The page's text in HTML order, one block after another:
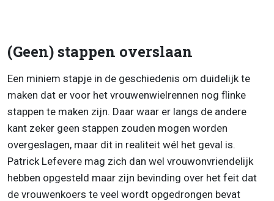
(Geen) stappen overslaan
Een miniem stapje in de geschiedenis om duidelijk te
maken dat er voor het vrouwenwielrennen nog flinke
stappen te maken zijn. Daar waar er langs de andere
kant zeker geen stappen zouden mogen worden
overgeslagen, maar dit in realiteit wél het geval is.
Patrick Lefevere mag zich dan wel vrouwonvriendelijk
hebben opgesteld maar zijn bevinding over het feit dat
de vrouwenkoers te veel wordt opgedrongen bevat